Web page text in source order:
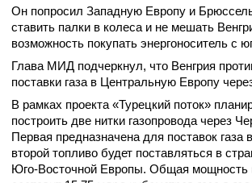
Он попросил Западную Европу и
ставить палки в колеса и не мешать
возможность покупать энергоноситель с
Глава МИД подчеркнул, что Венгрия
поставки газа в Центральную Европу
В рамках проекта «Турецкий поток»
построить две нитки газопровода через
Первая предназначена для поставок газа
второй топливо будет поставляться в
Юго-Восточной Европы. Общая мощность